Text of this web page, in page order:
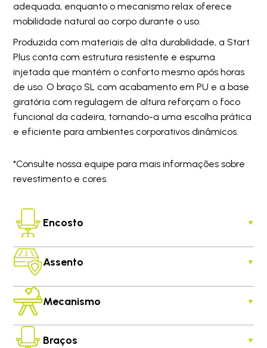
adequada, enquanto o mecanismo relax oferece
mobilidade natural ao corpo durante o uso.
Produzida com materiais de alta durabilidade, a Start
Plus conta com estrutura resistente e espuma
injetada que mantém o conforto mesmo após horas
de uso. O braço SL com acabamento em PU e a base
giratória com regulagem de altura reforçam o foco
funcional da cadeira, tornando-a uma escolha prática
e eficiente para ambientes corporativos dinâmicos.
*Consulte nossa equipe para mais informações sobre
revestimento e cores.
Encosto
Assento
Mecanismo
Braços